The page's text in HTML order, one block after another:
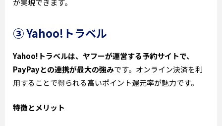
が実現できます。
③ Yahoo!トラベル
Yahoo!トラベルは、ヤフーが運営する予約サイトで、
PayPayとの連携が最大の強みです。オンライン決済を利
用することで得られる高いポイント還元率が魅力です。
特徴とメリット